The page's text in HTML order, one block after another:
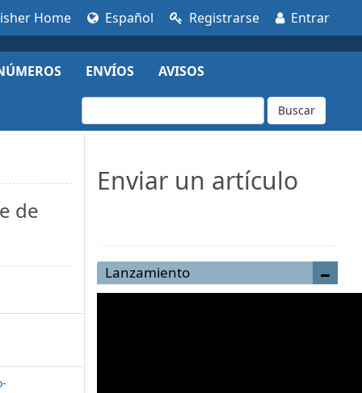
Home Español Registrarse Entrar
ENVÍOS AVISOS
Buscar
de
Enviar un artículo
Lanzamiento